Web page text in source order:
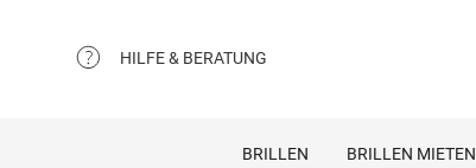
HILFE & BERATUNG
BRILLEN BRILLEN MIETEN